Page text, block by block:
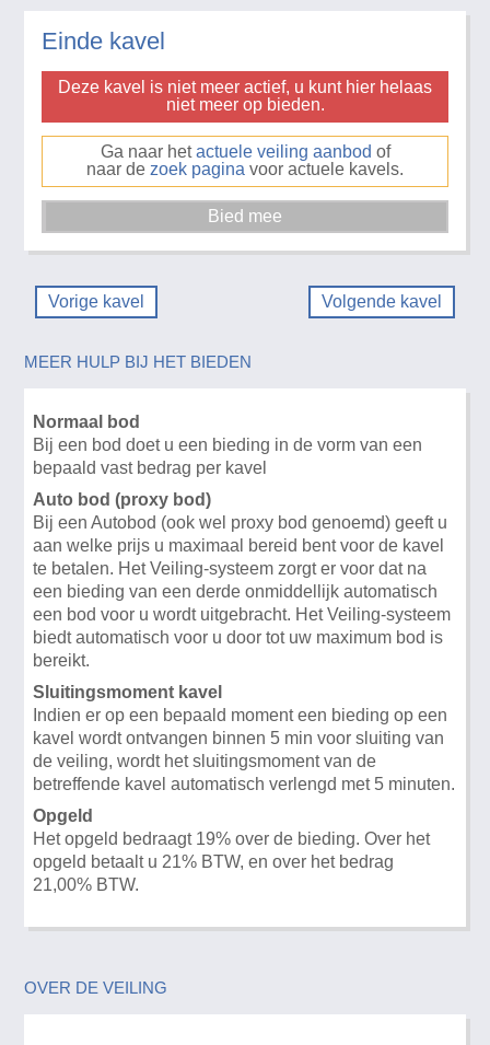
Einde kavel
Deze kavel is niet meer actief, u kunt hier helaas
niet meer op bieden.
Ga naar hetactuele veiling aanbod of
naar de zoek pagina voor actuele kavels.
Vorige kavel Volgende kavel
MEER HULP BIJ HET BIEDEN
Normaal bod
Bij een bod doet u een bieding in de vorm van een
bepaald vast bedrag per kavel
Auto bod (proxy bod)
Bij een Autobod (ook wel proxy bod genoemd) geeft u
aan welke prijs u maximaal bereid bent voor de kavel
te betalen. Het Veiling-systeem zorgt er voor dat na
een bieding van een derde onmiddellijk automatisch
een bod voor u wordt uitgebracht. Het Veiling-systeem
biedt automatisch voor u door tot uw maximum bod is
bereikt.
Sluitingsmoment kavel
Indien er op een bepaald moment een bieding op een
kavel wordt ontvangen binnen 5 min voor sluiting van
de veiling, wordt het sluitingsmoment van de
betreffende kavel automatisch verlengd met 5 minuten.
Opgeld
Het opgeld bedraagt 19% over de bieding. Over het
opgeld betaalt u 21% BTW, en over het bedrag
21,00% BTW.
OVER DE VEILING